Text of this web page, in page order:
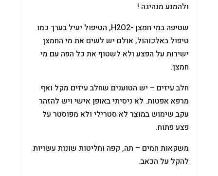
ולהמנע מנהיגה !
שטיפה במי חמצן -H2O2, הטיפול יעיל בערך כמו
טיפול באלכוהול, אולם יש לשים את מי החמצן
ישירות על הפצע ולא לשטוף את כל הפה עם מי
חמצן.
חלב עיזים – יש הטוענים שחלב עיזים מקל ואף
מרפא אפטות. לא ניסיתי באופן אישי ויש להזהר
עקב שימוש במוצר לא סטרילי ולא מפוסטר על
פצע פתוח.
משקאות חמים – תה, קפה וחליטות שונות עשויות
להקל על הכאב.